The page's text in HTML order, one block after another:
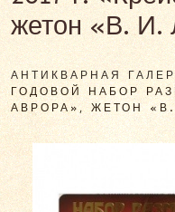
жетон «В. И.
АНТИКВАРНАЯ
ГОДОВОЙ НАБОР
АВРОРА», ЖЕТОН